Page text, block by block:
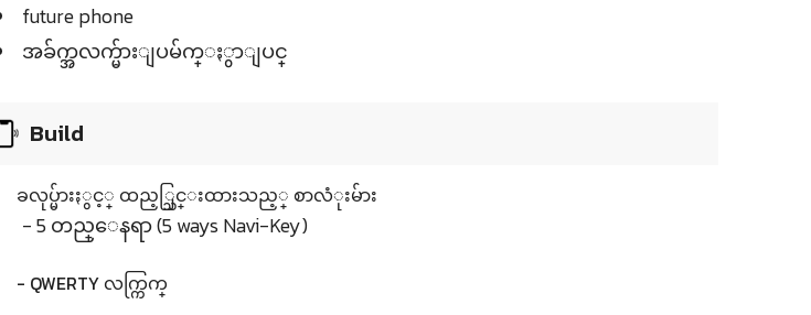
future phone
အခ်က္အလက္မ်ားျပမ်က္ႏွာျပင္
Build
ခလုပ္မ်ားႏွင့္ ထည့္သြင္းထားသည့္ စာလံုးမ်ား
- 5 တည္ေနရာ (5 ways Navi-Key)
- QWERTY လက္ကြက္